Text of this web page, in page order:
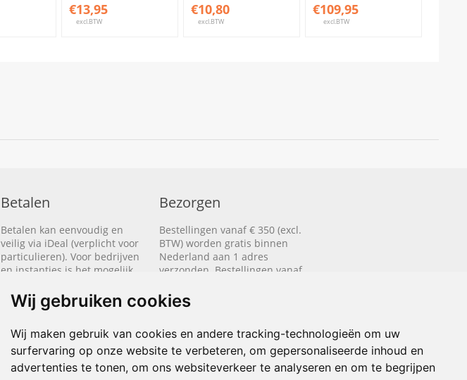
Wij gebruiken cookies
Wij maken gebruik van cookies en andere tracking-technologieën om uw
surfervaring op onze website te verbeteren, om gepersonaliseerde inhoud en
advertenties te tonen, om ons websiteverkeer te analyseren en om te begrijpen
€13,95
excl.BTW
€10,80
excl.BTW
€109,95
excl.BTW
Betalen
Betalen kan eenvoudig en
veilig via iDeal (verplicht voor
particulieren). Voor bedrijven
en instanties is het mogelijk
We sturen je dan een factuur
nadat de bestelling is
Klik hier om meer te lezen of
bel+31(0)318 618 121
Bezorgen
Bestellingen vanaf € 350 (excl.
BTW) worden gratis binnen
Nederland aan 1 adres
verzonden. Bestellingen vanaf
gratis naar België aan 1 adres
verzonden.
Lees hier hoe het bezorgen
werkt.